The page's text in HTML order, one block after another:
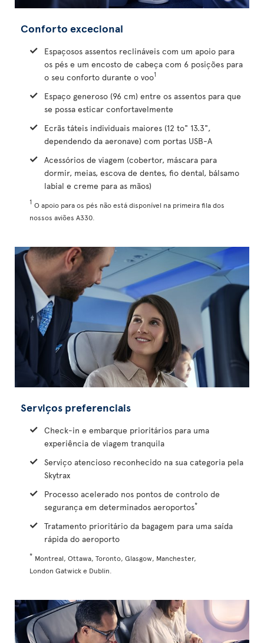
Conforto excecional
Espaçosos assentos reclináveis com um apoio para
os pés e um encosto de cabeça com 6 posições para
o seu conforto durante o voo1
Espaço generoso (96 cm) entre os assentos para que
se possa esticar confortavelmente
Ecrãs táteis individuais maiores (12 to" 13.3",
dependendo da aeronave) com portas USB-A
Acessórios de viagem (cobertor, máscara para
dormir, meias, escova de dentes, fio dental, bálsamo
labial e creme para as mãos)
1 O apoio para os pés não está disponível na primeira fila dos
nossos aviões A330.
Serviços preferenciais
Check-in e embarque prioritários para uma
experiência de viagem tranquila
Serviço atencioso reconhecido na sua categoria pela
Skytrax
Processo acelerado nos pontos de controlo de
segurança em determinados aeroportos*
Tratamento prioritário da bagagem para uma saída
rápida do aeroporto
* Montreal, Ottawa, Toronto, Glasgow, Manchester,
London Gatwick e Dublin.